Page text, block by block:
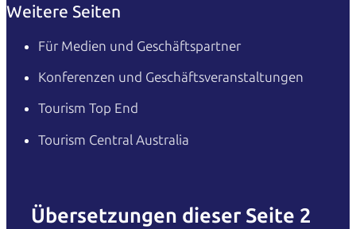
Weitere Seiten
Für Medien und Geschäftspartner
Konferenzen und Geschäftsveranstaltungen
Tourism Top End
Tourism Central Australia
Übersetzungen dieser Seite 2